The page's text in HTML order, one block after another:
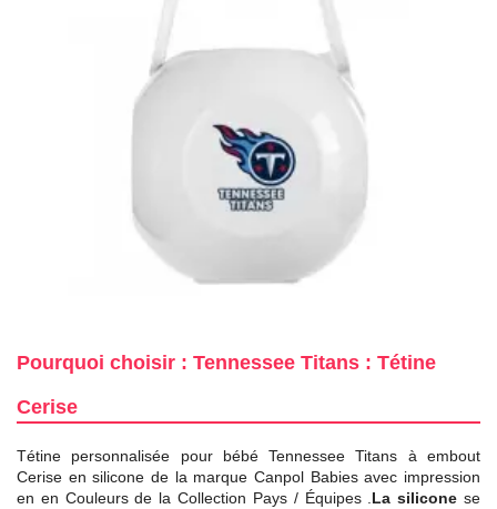
Pourquoi choisir : Tennessee Titans : Tétine
Cerise
Tétine personnalisée pour bébé Tennessee Titans à embout
Cerise en silicone de la marque Canpol Babies avec impression
en en Couleurs de la Collection Pays / Équipes .La siliconese